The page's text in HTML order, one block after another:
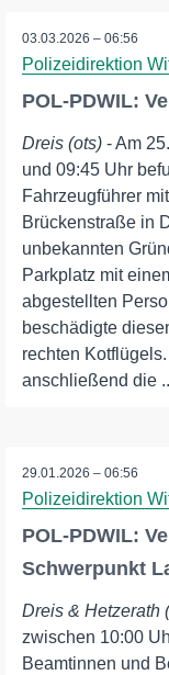
03.03.2026 – 06:56
Polizeidirektion
POL-PDWIL:
Dreis (ots)- Am
und 09:45 Uhr
Fahrzeugführer
Brückenstraße in
unbekannten
Parkplatz mit
abgestellten
beschädigte
rechten
anschließend die
29.01.2026 – 06:56
Polizeidirektion
POL-PDWIL:
Schwerpunkt
Dreis & Hetzerath
zwischen 10:00
Beamtinnen und